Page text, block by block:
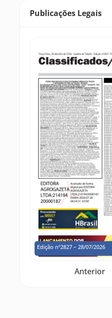
Publicações Legais
Edição nº2827 – 28/07/2026
Anterior